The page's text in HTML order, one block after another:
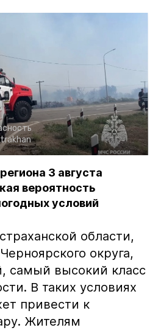
3 августа
вероятность
условий
области,
округа,
самый высокий класс
В таких условиях
привести к
Жителям